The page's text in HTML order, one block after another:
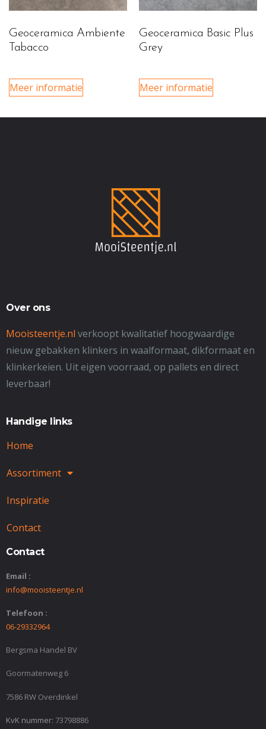
Geoceramica Ambiente
Tabacco
Meer informatie
Geoceramica Basic Plus
Grey
Meer informatie
Over ons
Mooisteentje.nl verkoopt kwalitatief hoogwaardige
nieuw gebakken klinkers in waalformaat, dikformaat en
klinkerkeien. Uit eigen voorraad, op pallets en direct
leverbaar!
Handige links
Home
Assortiment
Inspiratie
Contact
Contact
Email :
info@mooisteentje.nl
Telefoon :
06-29332964
Bergsma Handel BV
Goormatenweg 6
7586 RW Overdinkel
KvK nummer: 73798886